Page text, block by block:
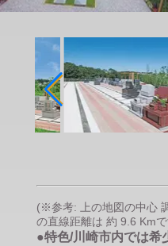
(※参考: 上の地図の中心
の直線距離は 約 9.6 Km
●特色/川崎市内では希